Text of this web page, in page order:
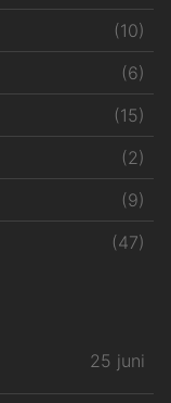
(10)
(6)
(15)
(2)
(9)
(47)
25 juni